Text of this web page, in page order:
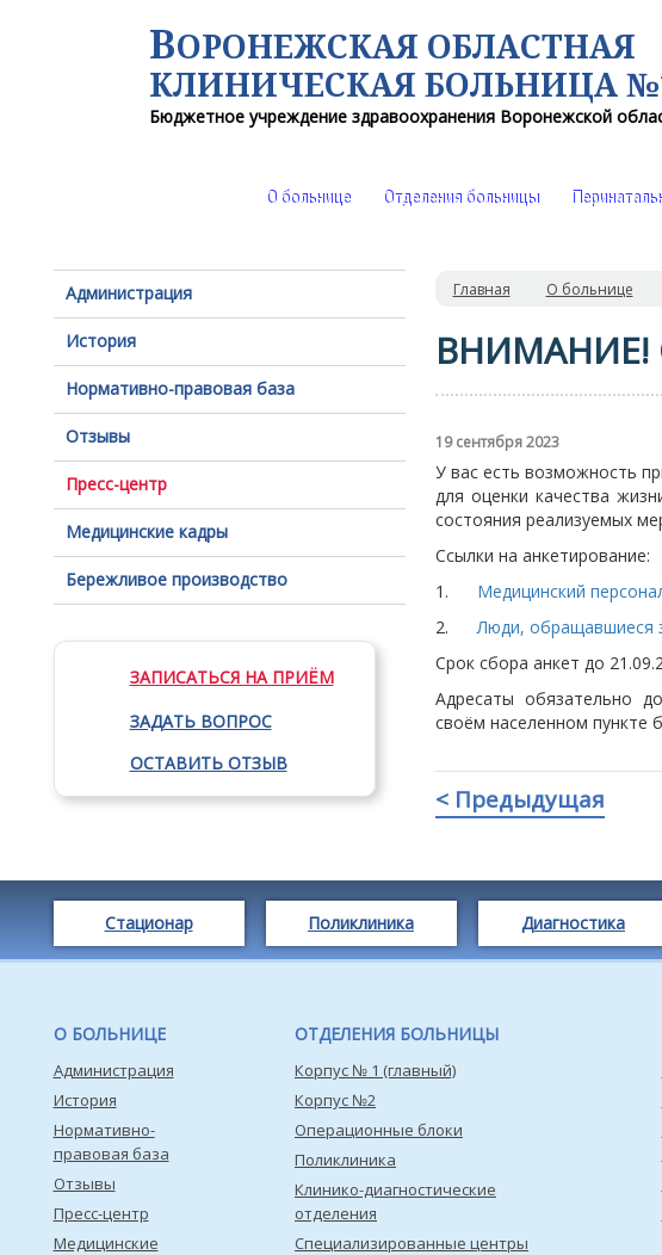
ВОРОНЕЖСКАЯ ОБЛАСТНАЯ
КЛИНИЧЕСКАЯ БОЛЬНИЦА
Бюджетное учреждение здравоохранения Воронежской
О больнице Отделения больницы
Администрация
История
Нормативно-правовая база
Отзывы
Пресс-центр
Медицинские кадры
Бережливое производство
ЗАПИСАТЬСЯ НА ПРИЁМ
ЗАДАТЬ ВОПРОС
ОСТАВИТЬ ОТЗЫВ
Главная О больнице
ВНИМАНИЕ!
19 сентября 2023
У вас есть возможность
для оценки качества
состояния реализуемых
Ссылки на анкетирование:
1. Медицинский
2.Люди, обращавшиеся
Срок сбора анкет до
Адресаты обязательно
своём населенном пункте
< Предыдущая
Стационар Поликлиника Диагностика
О БОЛЬНИЦЕ
Администрация
История
Нормативно-
правовая база
Отзывы
Пресс-центр
Медицинские
ОТДЕЛЕНИЯ БОЛЬНИЦЫ
Корпус № 1 (главный)
Корпус №2
Операционные блоки
Поликлиника
Клинико-диагностические
отделения
Специализированные центры